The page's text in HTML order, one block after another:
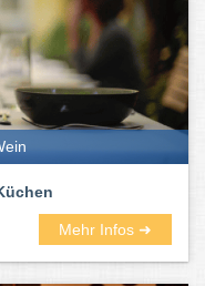
Mehr Infos ➜